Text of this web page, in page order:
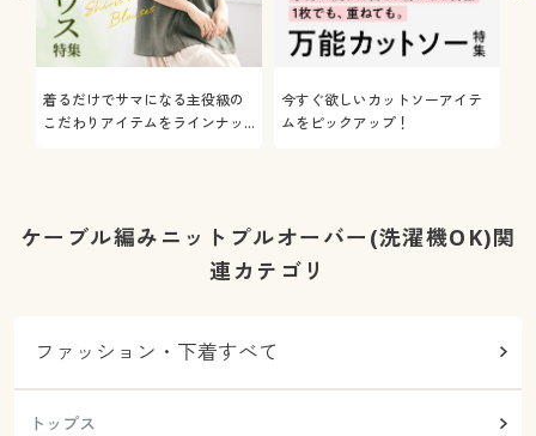
着るだけでサマになる主役級の
こだわりアイテムをラインナッ
今すぐ欲しいカットソーアイテ
ムをピックアップ！
ケーブル編みニットプルオーバー(洗濯機OK)関
連カテゴリ
ファッション・下着すべて
トップス